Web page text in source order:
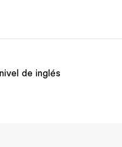
de inglés